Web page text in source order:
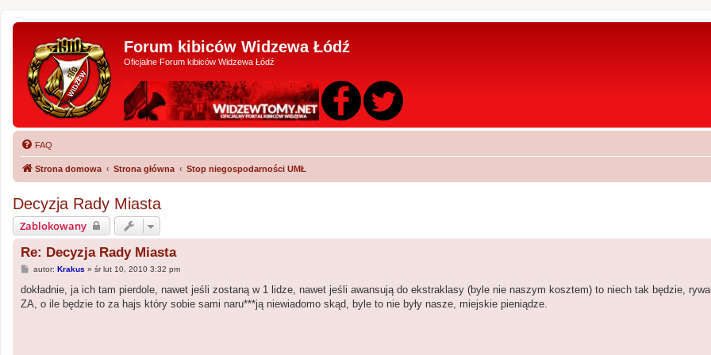
Forum kibiców Widzewa Łódź
Oficjalne Forum kibiców Widzewa Łódź
FAQ
Strona domowa Strona główna Stop niegospodarności UMŁ
Decyzja Rady Miasta
Zablokowany
Re: Decyzja Rady Miasta
P
s
autor: Krakus » śr lut 10, 2010 3:32 pm
dokładnie, ja ich tam pierdole, nawet jeśli zostaną w 1 lidze, nawet jeśli awansują do ekstraklasy (byle nie naszym kosztem) to niech tak będzie,
ZA, o ile będzie to za hajs który sobie sami naru***ją niewiadomo skąd, byle to nie były nasze, miejskie pieniądze.